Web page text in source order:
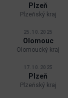
Plzeň
Plzeňský kraj
25.10.2025
Olomouc
Olomoucký kraj
17.10.2025
Plzeň
Plzeňský kraj